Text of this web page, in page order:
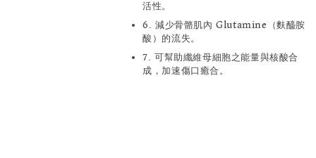
活性。
6. 減少骨骼肌內 Glutamine（麩醯胺
酸）的流失。
7. 可幫助纖維母細胞之能量與核酸合
成，加速傷口癒合。